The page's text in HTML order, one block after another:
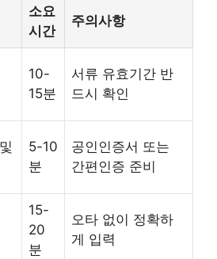
소요
시간
주의사항
10-
15분
서류 유효기간 반
드시 확인
5-10
분
공인인증서 또는
간편인증 준비
15-
20
분
오타 없이 정확하
게 입력